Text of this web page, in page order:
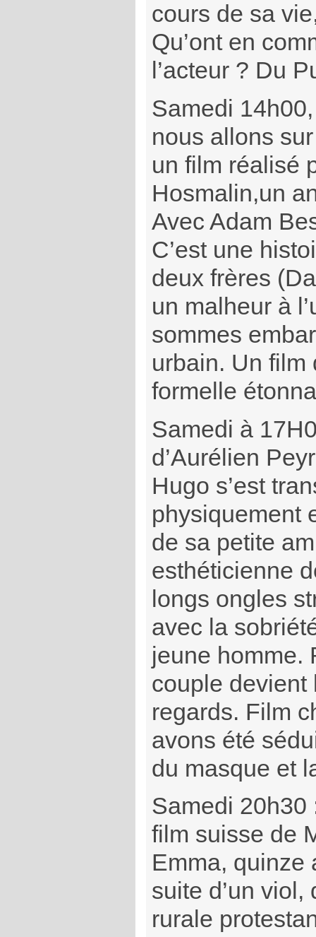
cours de sa
Qu’ont en
l’acteur ? Du
Samedi
nous allons
un film réalisé
Hosmalin,un
Avec Adam
C’est une
deux frères
un malheur à
sommes
urbain. Un film
formelle
Samedi à
d’Aurélien
Hugo s’est
physiquement
de sa petite
esthéticienne
longs ongles
avec la
jeune homme.
couple devient
regards. Film
avons été
du masque et
Samedi 20h30
film suisse de
Emma, quinze
suite d’un
rurale